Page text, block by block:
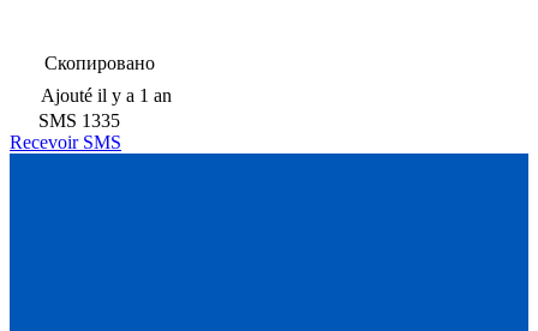
Скопировано
Ajouté il y a 1 an
SMS 1335
Recevoir SMS